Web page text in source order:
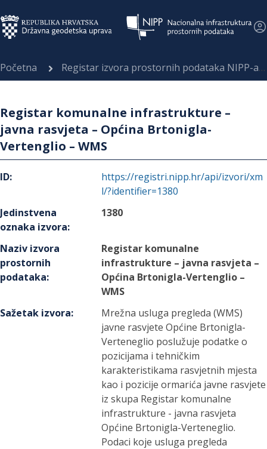
Početna Registar izvora prostornih podataka NIPP-a
Registar komunalne infrastrukture –
javna rasvjeta – Općina Brtonigla-
Vertenglio – WMS
ID:
https://registri.nipp.hr/api/izvori/xm
l/?identifier=1380
Jedinstvena
oznaka izvora:
1380
Naziv izvora
prostornih
podataka:
Registar komunalne
infrastrukture – javna rasvjeta –
Općina Brtonigla-Vertenglio –
WMS
Sažetak izvora:
Mrežna usluga pregleda (WMS)
javne rasvjete Općine Brtonigla-
Verteneglio poslužuje podatke o
pozicijama i tehničkim
karakteristikama rasvjetnih mjesta
kao i pozicije ormarića javne rasvjete
iz skupa Registar komunalne
infrastrukture - javna rasvjeta
Općine Brtonigla-Verteneglio.
Podaci koje usluga pregleda